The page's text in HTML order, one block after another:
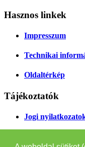
Hasznos linkek
Impresszum
Technikai
Oldaltérkép
Tájékoztatók
Jogi